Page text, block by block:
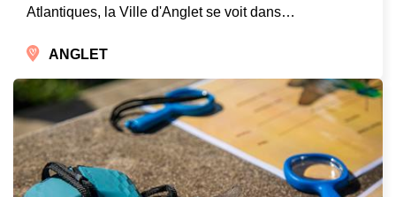
Atlantiques, la Ville d'Anglet se voit dans…
ANGLET